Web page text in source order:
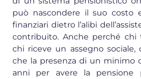
può nascondere il suo costo
finanziari dietro l’alibi
contribuito. Anche perché chi
chi riceve un assegno sociale,
che la presenza di un minimo
anni per avere la pensione